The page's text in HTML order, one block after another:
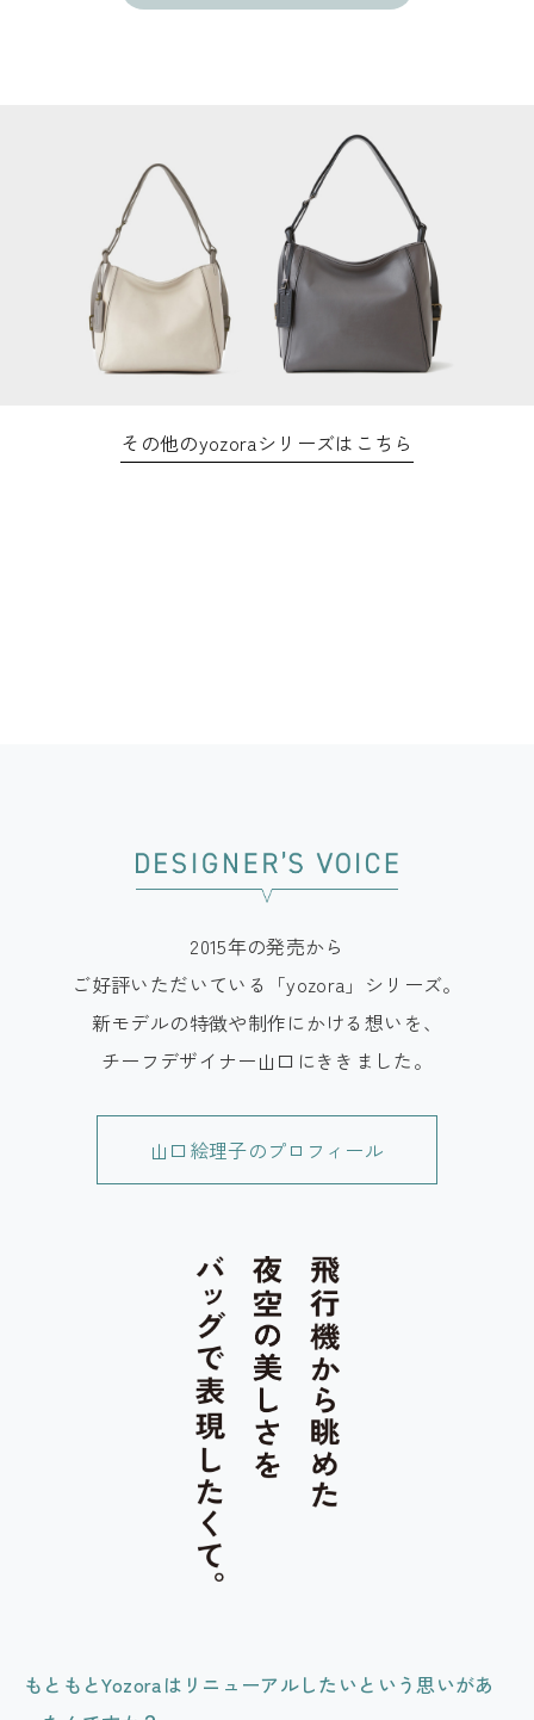
その他のyozoraシリーズはこちら
2015年の発売から
ご好評いただいている「yozora」シリーズ。
新モデルの特徴や制作にかける想いを、
チーフデザイナー山口にききました。
山口絵理子のプロフィール
もともとYozoraはリニューアルしたいという思いがあ